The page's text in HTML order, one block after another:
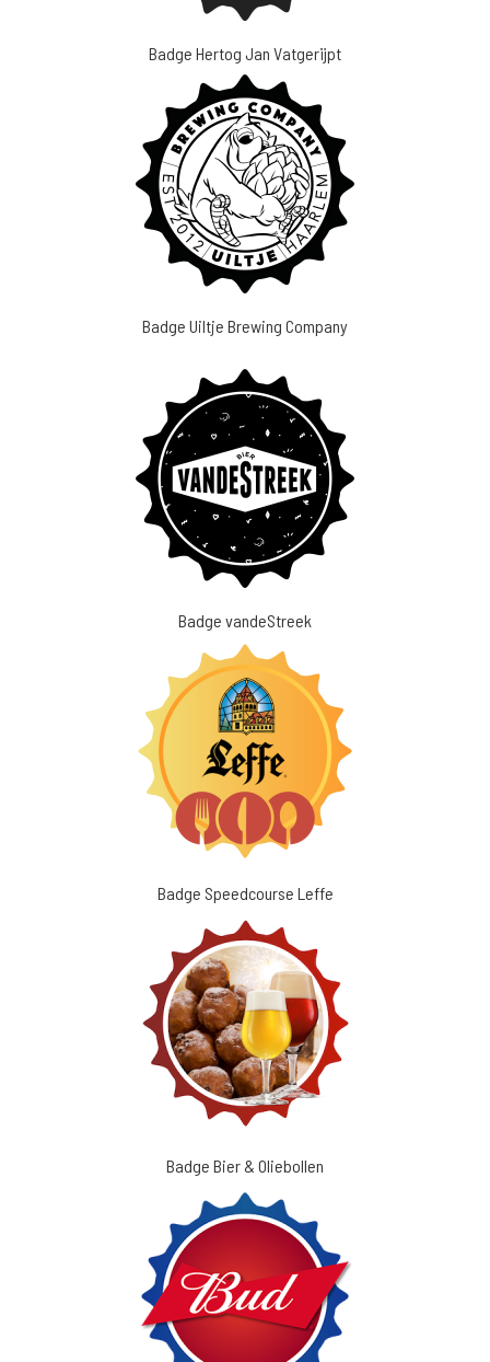
Badge Hertog Jan Vatgerijpt
Badge Uiltje Brewing Company
Badge vandeStreek
Badge Speedcourse Leffe
Badge Bier & Oliebollen